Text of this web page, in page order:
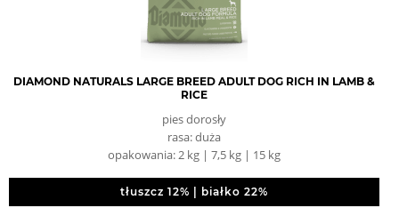
DIAMOND NATURALS LARGE BREED ADULT DOG RICH IN LAMB &
RICE
pies dorosły
rasa: duża
opakowania: 2 kg | 7,5 kg | 15 kg
tłuszcz 12% | białko 22%